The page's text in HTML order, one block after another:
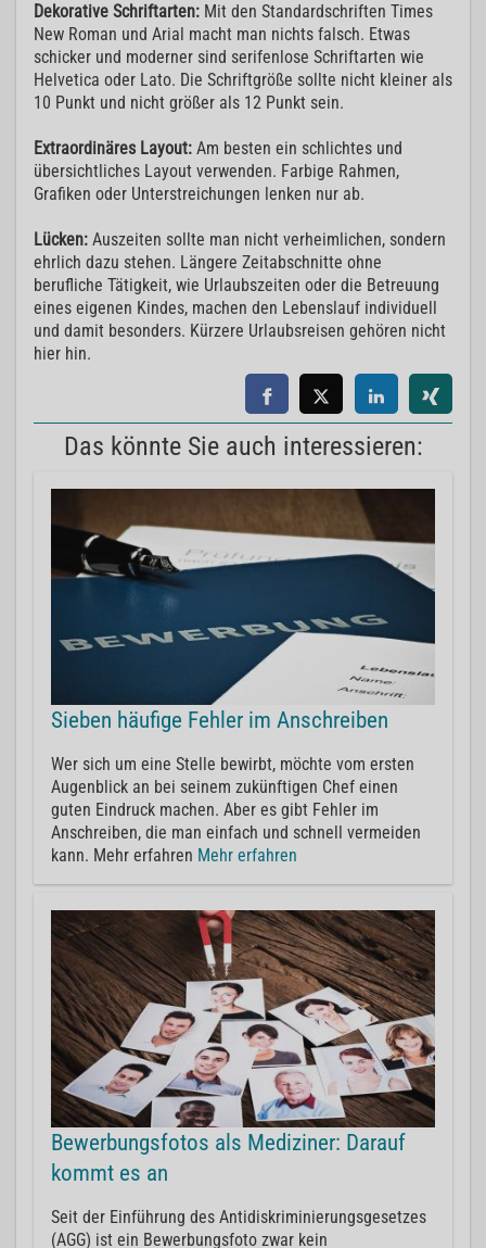
Dekorative Schriftarten: Mit den Standardschriften Times
New Roman und Arial macht man nichts falsch. Etwas
schicker und moderner sind serifenlose Schriftarten wie
Helvetica oder Lato. Die Schriftgröße sollte nicht kleiner als
10 Punkt und nicht größer als 12 Punkt sein.
Extraordinäres Layout: Am besten ein schlichtes und
übersichtliches Layout verwenden. Farbige Rahmen,
Grafiken oder Unterstreichungen lenken nur ab.
Lücken: Auszeiten sollte man nicht verheimlichen, sondern
ehrlich dazu stehen. Längere Zeitabschnitte ohne
berufliche Tätigkeit, wie Urlaubszeiten oder die Betreuung
eines eigenen Kindes, machen den Lebenslauf individuell
und damit besonders. Kürzere Urlaubsreisen gehören nicht
hier hin.
Das könnte Sie auch interessieren:
Sieben häufige Fehler im Anschreiben
Wer sich um eine Stelle bewirbt, möchte vom ersten
Augenblick an bei seinem zukünftigen Chef einen
guten Eindruck machen. Aber es gibt Fehler im
Anschreiben, die man einfach und schnell vermeiden
kann. Mehr erfahren Mehr erfahren
Bewerbungsfotos als Mediziner: Darauf
kommt es an
Seit der Einführung des Antidiskriminierungsgesetzes
(AGG) ist ein Bewerbungsfoto zwar kein